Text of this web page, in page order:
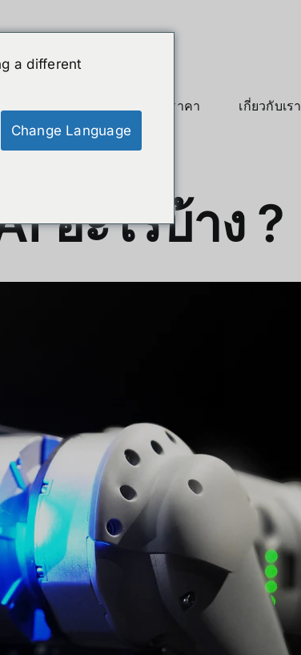
สินค้าลดราคา เกี่ยวกับเรา
อะไรบ้าง ?
a different
Change Language